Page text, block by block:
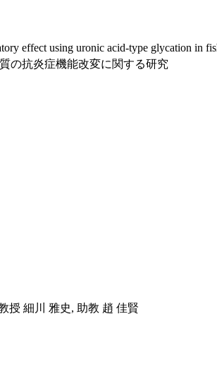
effect using uronic acid-type glycation in
の抗炎症機能改変に関する研究
授 細川 雅史, 助教 趙 佳賢